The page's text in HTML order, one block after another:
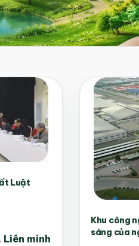
Luật
minh
Khu công
sáng của